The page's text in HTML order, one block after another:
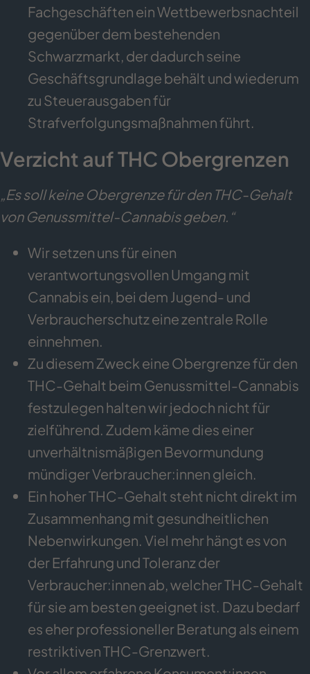
Fachgeschäften ein Wettbewerbsnachteil
gegenüber dem bestehenden
Schwarzmarkt, der dadurch seine
Geschäftsgrundlage behält und wiederum
zu Steuerausgaben für
Strafverfolgungsmaßnahmen führt.
Verzicht auf THC Obergrenzen
„Es soll keine Obergrenze für den THC-Gehalt
von Genussmittel-Cannabis geben.“
Wir setzen uns für einen
verantwortungsvollen Umgang mit
Cannabis ein, bei dem Jugend- und
Verbraucherschutz eine zentrale Rolle
einnehmen.
Zu diesem Zweck eine Obergrenze für den
THC-Gehalt beim Genussmittel-Cannabis
festzulegen halten wir jedoch nicht für
zielführend. Zudem käme dies einer
unverhältnismäßigen Bevormundung
mündiger Verbraucher:innen gleich.
Ein hoher THC-Gehalt steht nicht direkt im
Zusammenhang mit gesundheitlichen
Nebenwirkungen. Viel mehr hängt es von
der Erfahrung und Toleranz der
Verbraucher:innen ab, welcher THC-Gehalt
für sie am besten geeignet ist. Dazu bedarf
es eher professioneller Beratung als einem
restriktiven THC-Grenzwert.